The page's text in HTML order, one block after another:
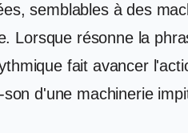
semblables à des
Lorsque résonne la
fait avancer
d'une machinerie